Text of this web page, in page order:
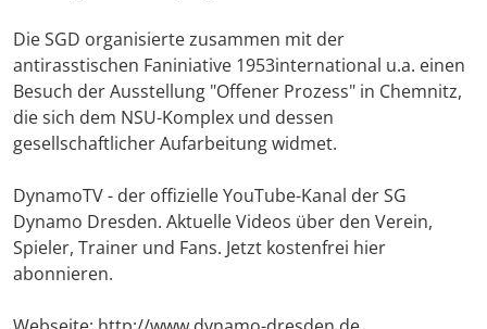
Die SGD organisierte zusammen mit der
antirasstischen Faniniative 1953international u.a. einen
Besuch der Ausstellung "Offener Prozess" in Chemnitz,
die sich dem NSU-Komplex und dessen
gesellschaftlicher Aufarbeitung widmet.
DynamoTV - der offizielle YouTube-Kanal der SG
Dynamo Dresden. Aktuelle Videos über den Verein,
Spieler, Trainer und Fans. Jetzt kostenfrei hier
abonnieren.